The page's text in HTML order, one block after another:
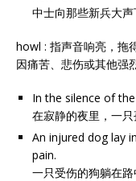
中士向那些新兵大声
howl : 指声音响亮，拖
因痛苦、悲伤或其他强
In the silence of
在寂静的夜里，一只
An injured dog lay
pain.
一只受伤的狗躺在路